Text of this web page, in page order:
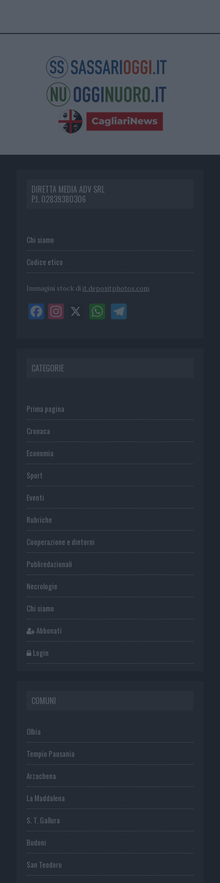
DIRETTA MEDIA ADV SRL
P.I. 02839380306
Chi siamo
Codice etico
Immagini stock di it.depositphotos.com
CATEGORIE
Prima pagina
Cronaca
Economia
Sport
Eventi
Rubriche
Cooperazione e dintorni
Publiredazionali
Necrologie
Chi siamo
Abbonati
Login
COMUNI
Olbia
Tempio Pausania
Arzachena
La Maddalena
S. T. Gallura
Budoni
San Teodoro